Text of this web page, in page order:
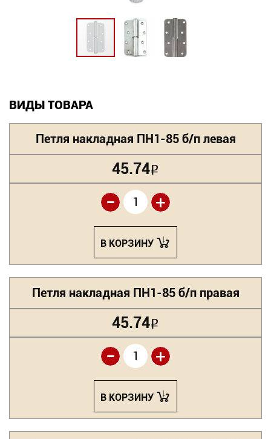
Оплата и доставка
(831)
282-
01-
ВИДЫ ТОВАРА
Петля накладная ПН1-85 б/п левая
45.74Р
+
-
В КОРЗИНУ
Петля накладная ПН1-85 б/п правая
45.74Р
+
-
В КОРЗИНУ